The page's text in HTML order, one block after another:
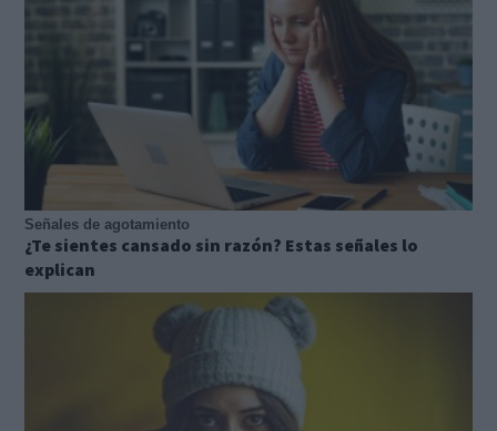
Señales de agotamiento
¿Te sientes cansado sin razón? Estas señales lo
explican